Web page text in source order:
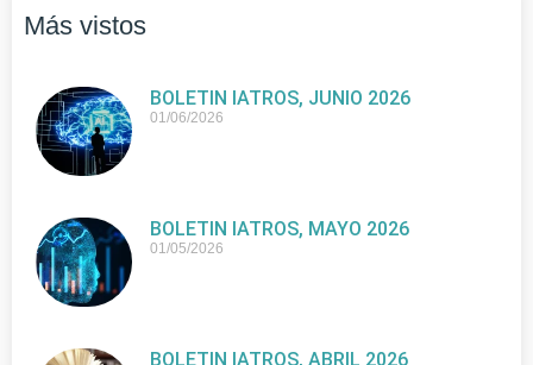
Más vistos
BOLETIN IATROS, JUNIO 2026
01/06/2026
BOLETIN IATROS, MAYO 2026
01/05/2026
BOLETIN IATROS, ABRIL 2026